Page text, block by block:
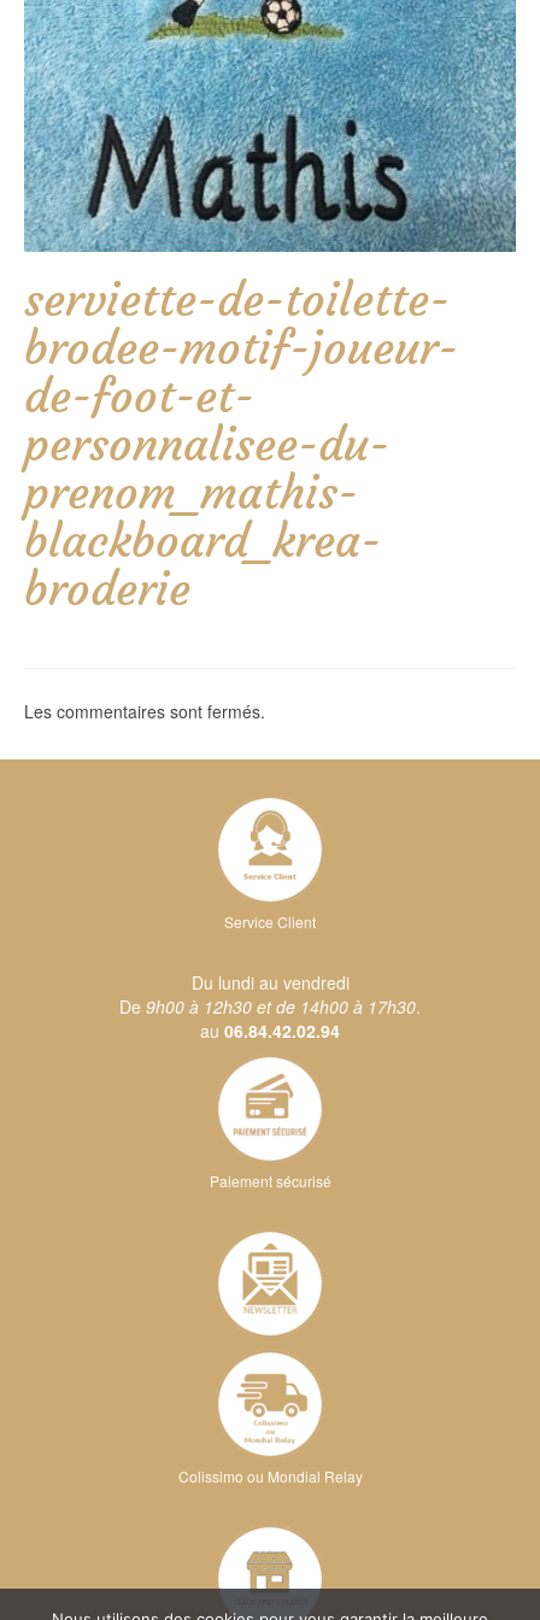
serviette-de-toilette-
brodee-motif-joueur-
de-foot-et-
personnalisee-du-
prenom_mathis-
blackboard_krea-
broderie
Les commentaires sont fermés.
Service Client
Du lundi au vendredi
De 9h00 à 12h30 et de 14h00 à 17h30.
au 06.84.42.02.94
Paiement sécurisé
Colissimo ou Mondial Relay